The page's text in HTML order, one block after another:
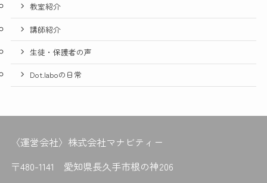
教室紹介
講師紹介
生徒・保護者の声
Dot.laboの日常
〈運営会社〉 株式会社マナビティー
〒480-1141 愛知県長久手市根の神206